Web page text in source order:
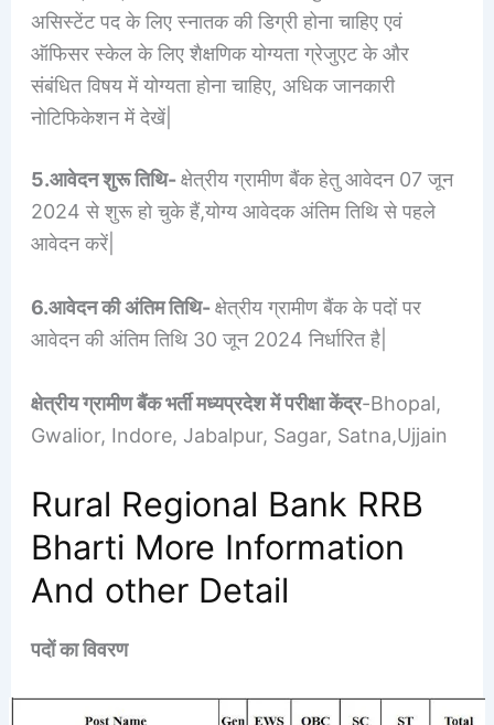
असिस्टेंट पद के लिए स्नातक की डिग्री होना चाहिए एवं
ऑफिसर स्केल के लिए शैक्षणिक योग्यता ग्रेजुएट के और
संबंधित विषय में योग्यता होना चाहिए, अधिक जानकारी
नोटिफिकेशन में देखें|
5.आवेदन शुरू तिथि-क्षेत्रीय ग्रामीण बैंक हेतु आवेदन 07 जून
2024 से शुरू हो चुके हैं,योग्य आवेदक अंतिम तिथि से पहले
आवेदन करें|
6.आवेदन की अंतिम तिथि-क्षेत्रीय ग्रामीण बैंक के पदों पर
आवेदन की अंतिम तिथि 30 जून 2024 निर्धारित है|
क्षेत्रीय ग्रामीण बैंक भर्ती मध्यप्रदेश में परीक्षा केंद्र-Bhopal,
Gwalior, Indore, Jabalpur, Sagar, Satna,Ujjain
Rural Regional Bank RRB
Bharti More Information
And other Detail
पदों का विवरण